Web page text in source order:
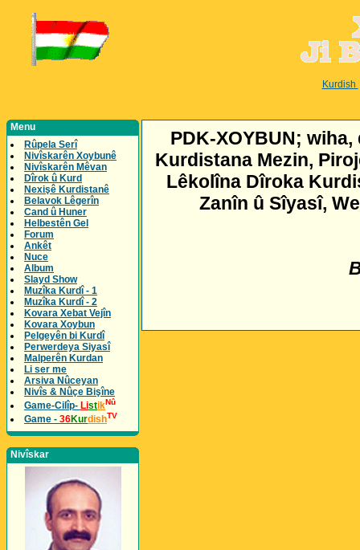
Kurdish
Menu
Rûpela Serî
Nivîskarên Xoybunê
Nivîskarên Mêvan
Dîrok û Kurd
Nexişê Kurdistanê
Belavok Lêgerîn
Cand û Huner
Helbestên Gel
Forum
Ankêt
Nuce
Album
Slayd Show
Muzîka Kurdî - 1
Muzîka Kurdî - 2
Kovara Xebat Vejîn
Kovara Xoybun
Pelgeyên bi Kurdî
Perwerdeya Siyasî
Malperên Kurdan
Li ser me
Arsiva Nûceyan
Nivîs & Nûçe Bişîne
Game-Cilîp- ListikNû
Game - 36KurdishTV
Nivîskar
PDK-XOYBUN;
Kurdistana Mezin,
Lêkolîna Dîroka
Zanîn û Sîyasî,